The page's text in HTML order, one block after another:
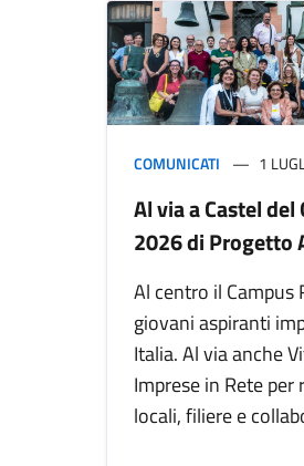
COMUNICATI 1
Al via a Castel
2026 di Progetto
Al centro il Campus
giovani aspiranti
Italia. Al via anche
Imprese in Rete
locali, filiere e